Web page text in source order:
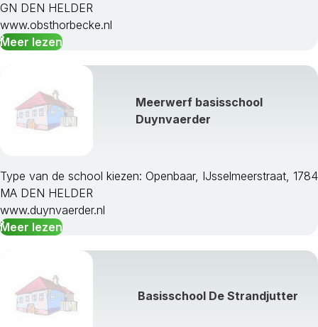
GN DEN HELDER
www.obsthorbecke.nl
Meer lezen
Meerwerf basisschool
Duynvaerder
Type van de school kiezen: Openbaar, IJsselmeerstraat, 1784
MA DEN HELDER
www.duynvaerder.nl
Meer lezen
Basisschool De Strandjutter